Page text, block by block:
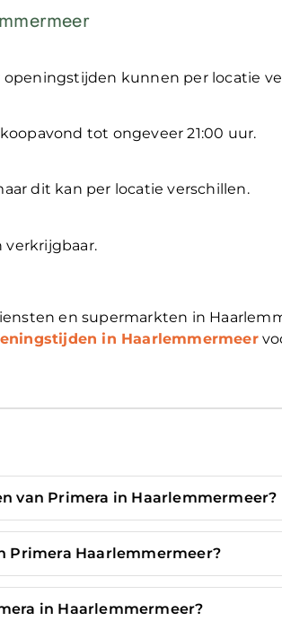
kunnen per locatie
tot ongeveer 21:00 uur.
dit kan per locatie verschillen.
verkrijgbaar.
en supermarkten in
in Haarlemmermeer
van Primera in Haarlemmermeer?
Primera Haarlemmermeer?
in Haarlemmermeer?